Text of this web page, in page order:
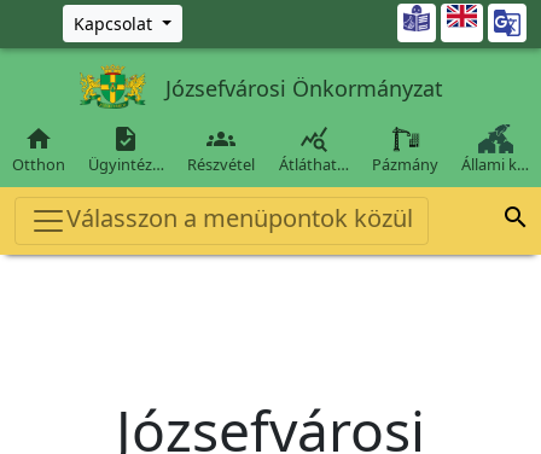
Ugrás a fő tartalomra
Kapcsolat 
Józsefvárosi Önkormányzat

Otthon

Ügyintéz…

Részvétel

Átláthat… Pázmány Állami k…
Válasszon a menüpontok közül 
Józsefvárosi